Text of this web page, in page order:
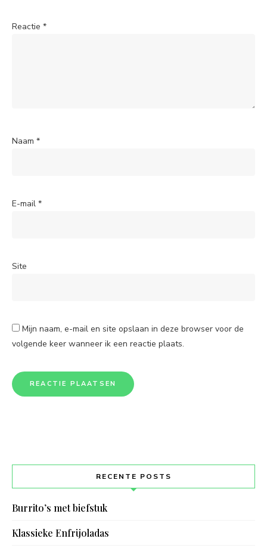
Reactie *
Naam *
E-mail *
Site
Mijn naam, e-mail en site opslaan in deze browser voor de
volgende keer wanneer ik een reactie plaats.
RECENTE POSTS
Burrito’s met biefstuk
Klassieke Enfrijoladas